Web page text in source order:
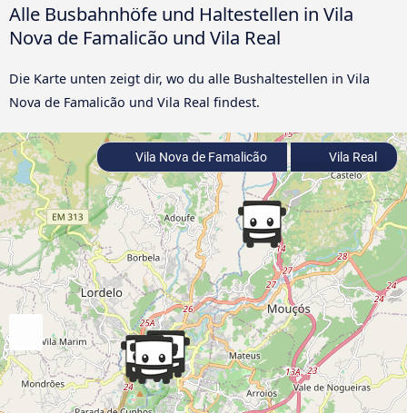
Alle Busbahnhöfe und Haltestellen in Vila
Nova de Famalicão und Vila Real
Die Karte unten zeigt dir, wo du alle Bushaltestellen in Vila
Nova de Famalicão und Vila Real findest.
Vila Nova de Famalicão Vila Real